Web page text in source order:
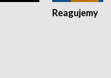
Reagujemy